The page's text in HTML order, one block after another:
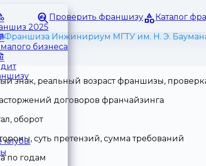
Проверить франшизу Каталог
2025
бизнеса
клубы
Франшиза Инжинириум МГТУ им. Н. Э.
знак, реальный возраст франшизы,
договоров франчайзинга
оборот
суть претензий, сумма требований
по годам